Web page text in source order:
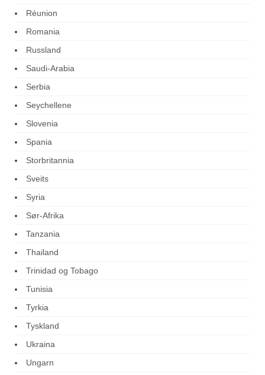
Réunion
Romania
Russland
Saudi-Arabia
Serbia
Seychellene
Slovenia
Spania
Storbritannia
Sveits
Syria
Sør-Afrika
Tanzania
Thailand
Trinidad og Tobago
Tunisia
Tyrkia
Tyskland
Ukraina
Ungarn